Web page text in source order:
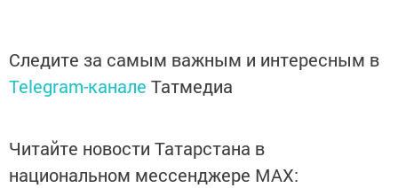
Следите за самым важным и интересным в
Telegram-канале Татмедиа
Читайте новости Татарстана в
национальном мессенджере MАХ: